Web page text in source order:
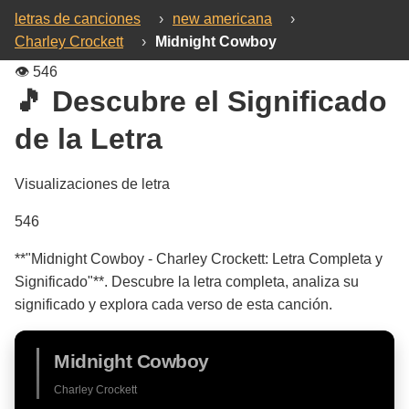
letras de canciones › new americana
›
Charley Crockett
›
Midnight Cowboy
👁️ 546
🎵 Descubre el Significado
de la Letra
Visualizaciones de letra
546
**"Midnight Cowboy - Charley Crockett: Letra Completa y
Significado"**. Descubre la letra completa, analiza su
significado y explora cada verso de esta canción.
Midnight Cowboy
Charley Crockett